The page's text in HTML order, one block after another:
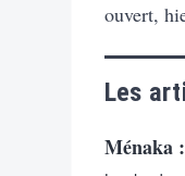
ouvert,
Les
Ménaka